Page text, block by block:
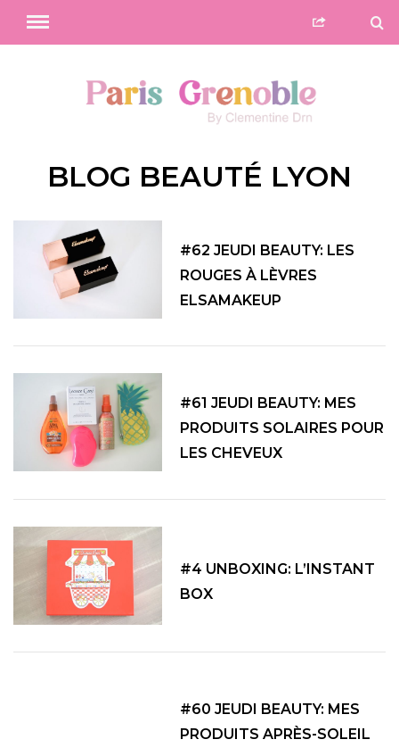
BLOG BEAUTÉ LYON
#62 JEUDI BEAUTY: LES
ROUGES À LÈVRES
ELSAMAKEUP
#61 JEUDI BEAUTY: MES
PRODUITS SOLAIRES POUR
LES CHEVEUX
#4 UNBOXING: L’INSTANT
BOX
#60 JEUDI BEAUTY: MES
PRODUITS APRÈS-SOLEIL